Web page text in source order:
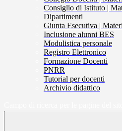
Consiglio di Istituto |
Dipartimenti
Giunta Esecutiva |
Inclusione alunni BES
Modulistica personale
Registro Elettronico
Formazione Docenti
PNRR
Tutorial per docenti
Archivio didattico